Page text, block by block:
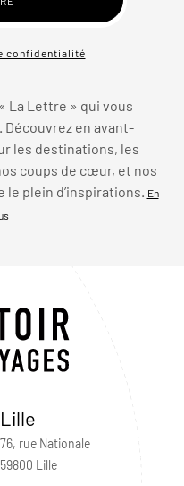
confidentialité
La Lettre » qui vous
Découvrez en avant-
les destinations, les
coups de cœur, et nos
plein d’inspirations.
En
Lille
76, rue Nationale
59800 Lille